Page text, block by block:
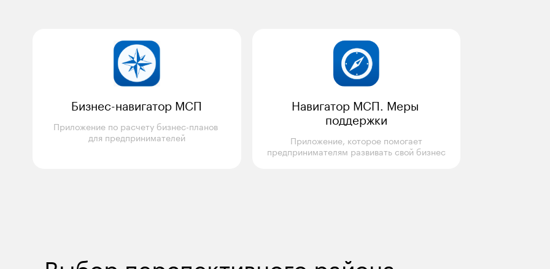
Бизнес-навигатор МСП
Приложение по расчету бизнес-планов
для предпринимателей
Навигатор МСП. Меры
поддержки
Приложение, которое помогает
предпринимателям развивать свой бизнес